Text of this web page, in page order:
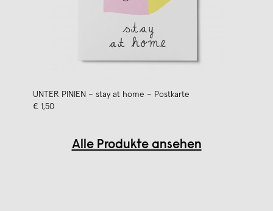
UNTER PINIEN – stay at home – Postkarte
€ 1,50
Alle Produkte ansehen